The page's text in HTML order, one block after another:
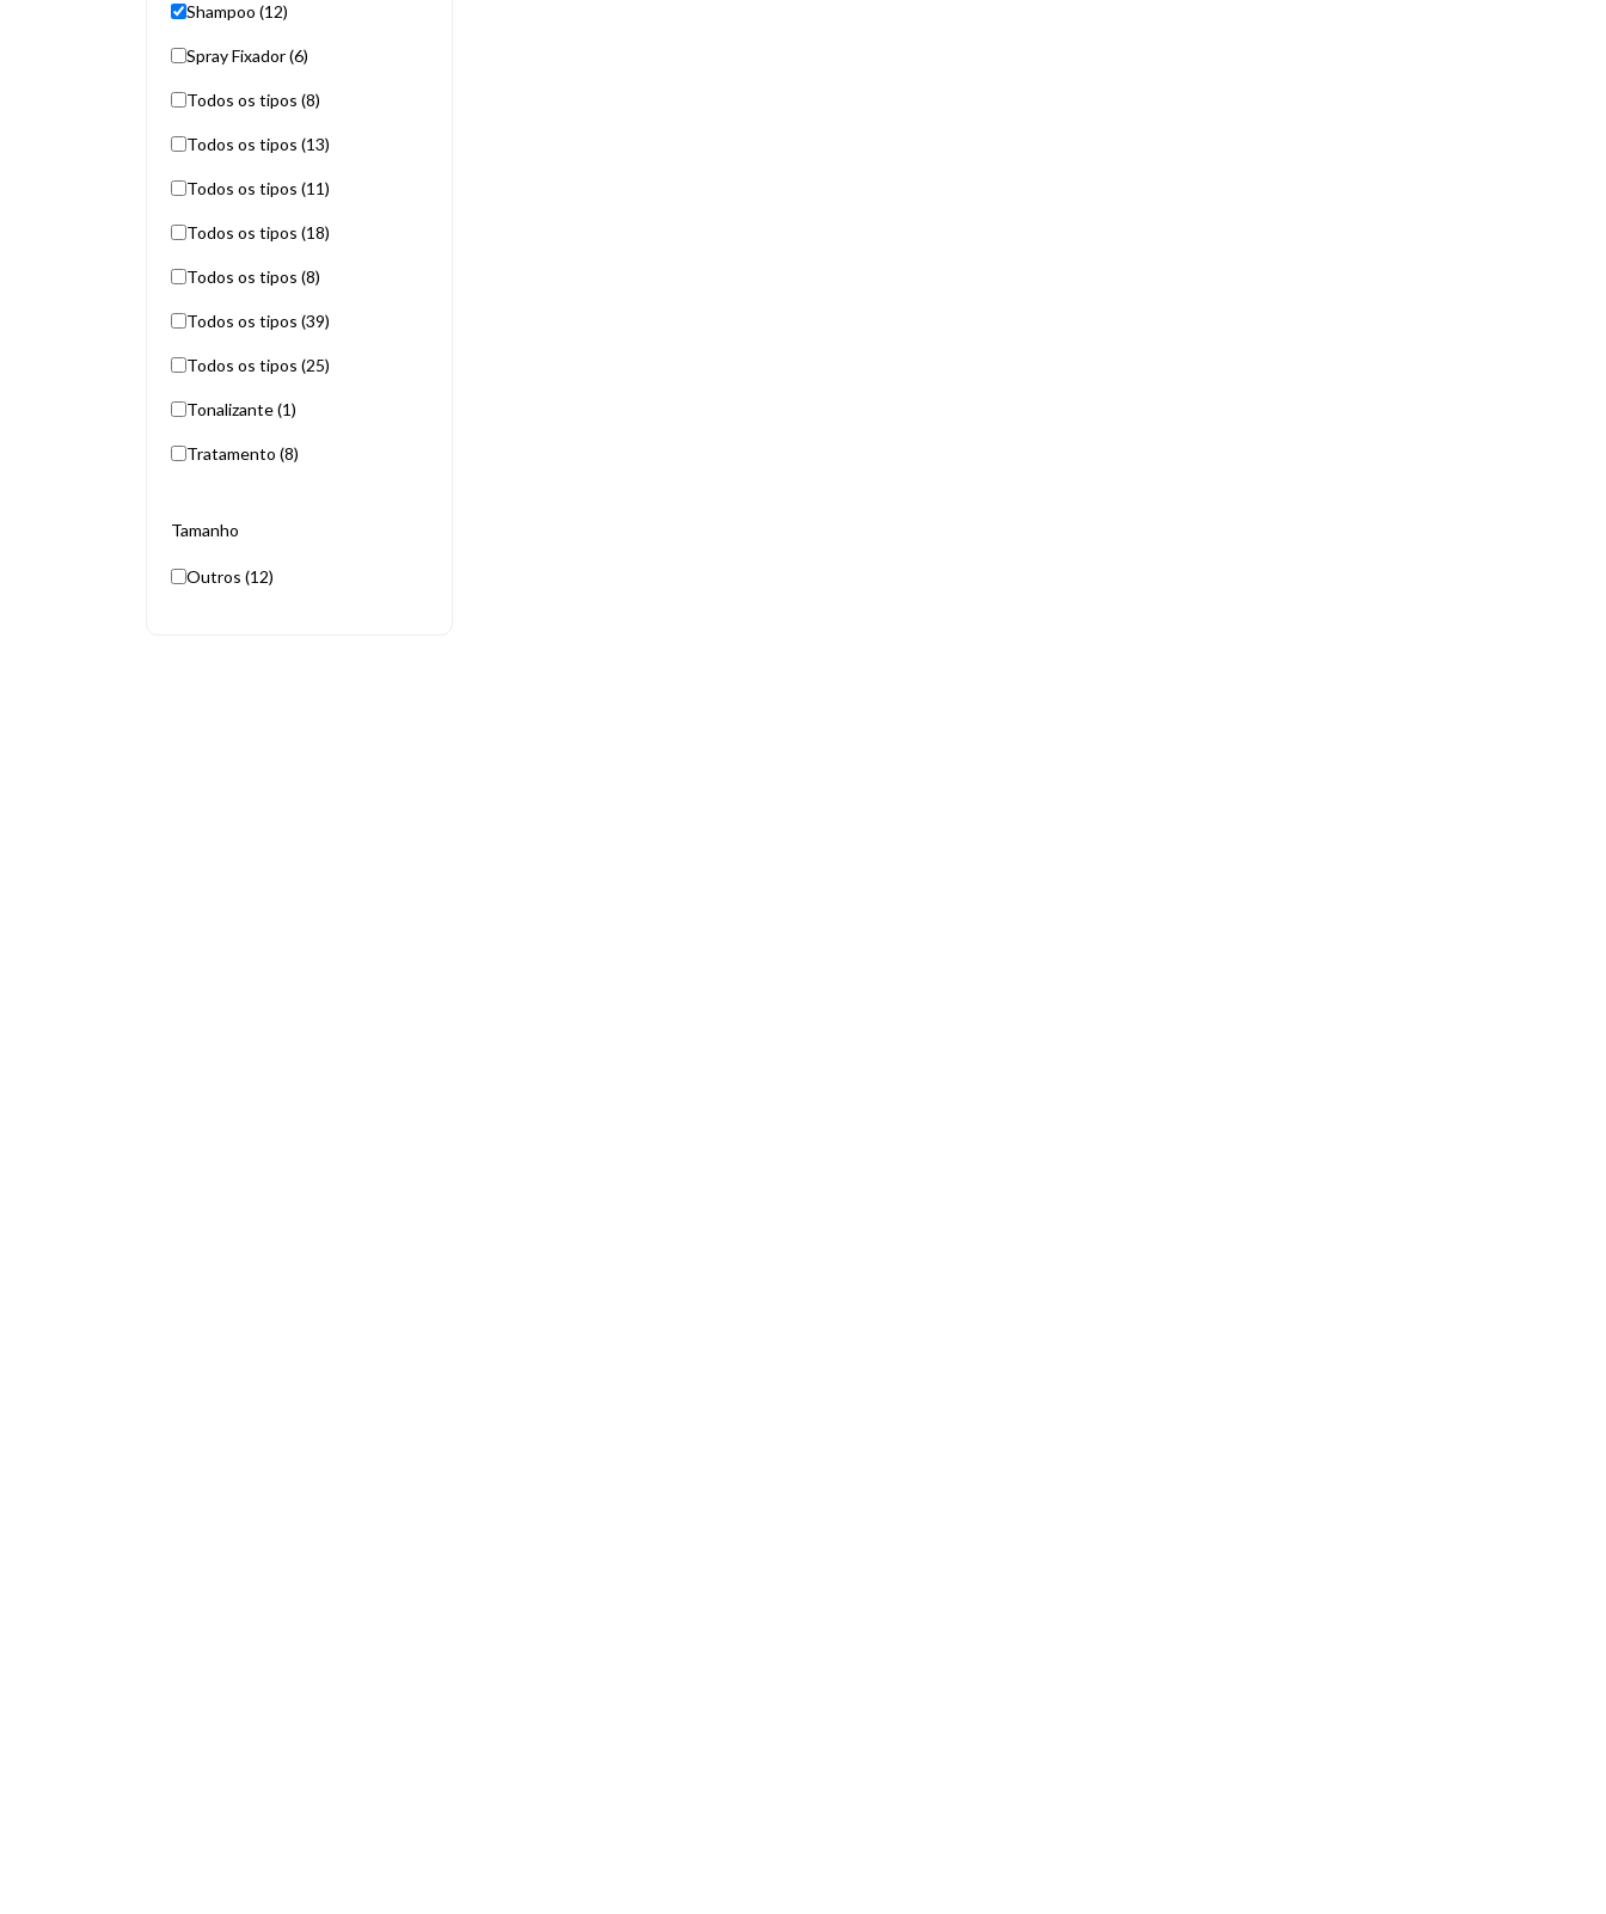
Shampoo (12)
Spray Fixador (6)
Todos os tipos (8)
Todos os tipos (13)
Todos os tipos (11)
Todos os tipos (18)
Todos os tipos (8)
Todos os tipos (39)
Todos os tipos (25)
Tonalizante (1)
Tratamento (8)
Tamanho
Outros (12)